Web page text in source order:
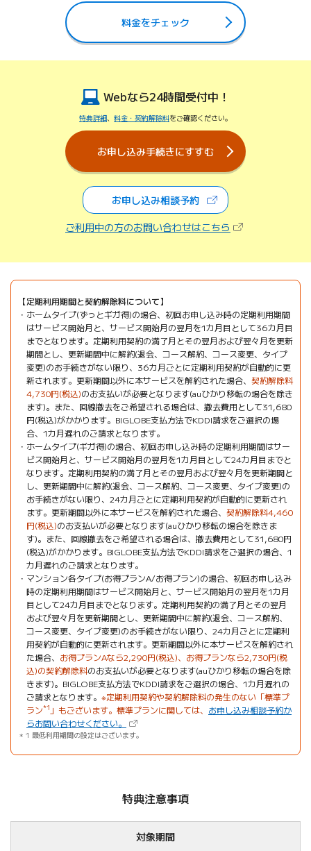
料金をチェック
Webなら24時間受付中！
特典詳細、 料金・契約解除料をご確認ください。
お申し込み手続きにすすむ
お申し込み相談予約（新しいタブで開きます）
ご利用中の方のお問い合わせはこちら （新しいタブで
定期利用期間と契約解除料について
ホームタイプ(ずっとギガ得)の場合、初回お申し込み時の定期利用期間
はサービス開始月と、サービス開始月の翌月を1カ月目として36カ月目
までとなります。定期利用契約の満了月とその翌月および翌々月を更新
期間とし、更新期間中に解約(退会、コース解約、コース変更、タイプ
変更)のお手続きがない限り、36カ月ごとに定期利用契約が自動的に更
新されます。更新期間以外に本サービスを解約された場合、 契約解除料
4,730円(税込)のお支払いが必要となります(auひかり移転の場合を除き
ます)。また、回線撤去をご希望される場合は、撤去費用として31,680
円(税込)がかかります。BIGLOBE支払方法でKDDI請求をご選択の場
合、1カ月遅れのご請求となります。
ホームタイプ(ギガ得)の場合、初回お申し込み時の定期利用期間はサー
ビス開始月と、サービス開始月の翌月を1カ月目として24カ月目までと
なります。定期利用契約の満了月とその翌月および翌々月を更新期間と
し、更新期間中に解約(退会、コース解約、コース変更、タイプ変更)の
お手続きがない限り、24カ月ごとに定期利用契約が自動的に更新され
ます。更新期間以外に本サービスを解約された場合、 契約解除料4,460
円(税込)のお支払いが必要となります(auひかり移転の場合を除きま
す)。また、回線撤去をご希望される場合は、撤去費用として31,680円
(税込)がかかります。BIGLOBE支払方法でKDDI請求をご選択の場合、1
カ月遅れのご請求となります。
マンション各タイプ(お得プランA/お得プラン)の場合、初回お申し込み
時の定期利用期間はサービス開始月と、サービス開始月の翌月を1カ月
目として24カ月目までとなります。定期利用契約の満了月とその翌月
および翌々月を更新期間とし、更新期間中に解約(退会、コース解約、
コース変更、タイプ変更)のお手続きがない限り、24カ月ごとに定期利
用契約が自動的に更新されます。更新期間以外に本サービスを解約され
た場合、 お得プランAなら2,290円(税込)、お得プランなら2,730円(税
込)の契約解除料のお支払いが必要となります(auひかり移転の場合を除
きます)。BIGLOBE支払方法でKDDI請求をご選択の場合、1カ月遅れの
ご請求となります。 ※定期利用契約や契約解除料の発生のない「標準プ
ラン*1 」もございます。標準プランに関しては、 お申し込み相談予約か
らお問い合わせください。
（新しいタブで開きます）
1 最低利用期間の設定はございます。
特典注意事項
対象期間